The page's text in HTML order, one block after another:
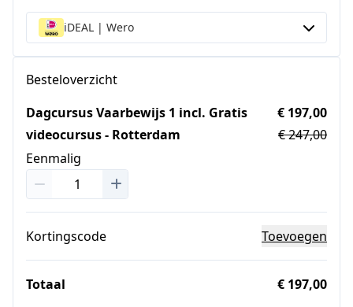
iDEAL | Wero
Besteloverzicht
Dagcursus Vaarbewijs 1 incl. Gratis
videocursus - Rotterdam
Eenmalig
€ 197,00
€ 247,00
Kortingscode Toevoegen
Totaal
€ 197,00